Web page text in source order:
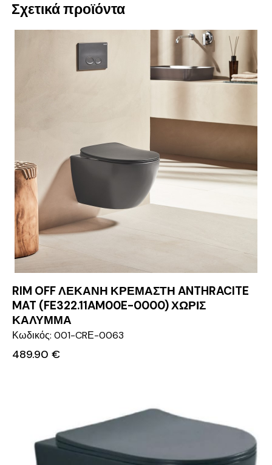
Σχετικά προϊόντα
RIM OFF ΛΕΚΑΝΗ ΚΡΕΜΑΣΤΗ ANTHRACITE
MAT (FE322.11AM00E-0000) ΧΩΡΙΣ
ΚΑΛΥΜΜΑ
Κωδικός: 001-CRΕ-0063
489.90 €